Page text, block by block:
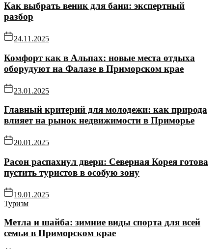
Как выбрать веник для бани: экспертный
разбор
24.11.2025
Комфорт как в Альпах: новые места отдыха
оборудуют на Фалазе в Приморском крае
23.01.2025
Главный критерий для молодежи: как природа
влияет на рынок недвижимости в Приморье
20.01.2025
Расон распахнул двери: Северная Корея готова
пустить туристов в особую зону
19.01.2025
Туризм
Метла и шайба: зимние виды спорта для всей
семьи в Приморском крае